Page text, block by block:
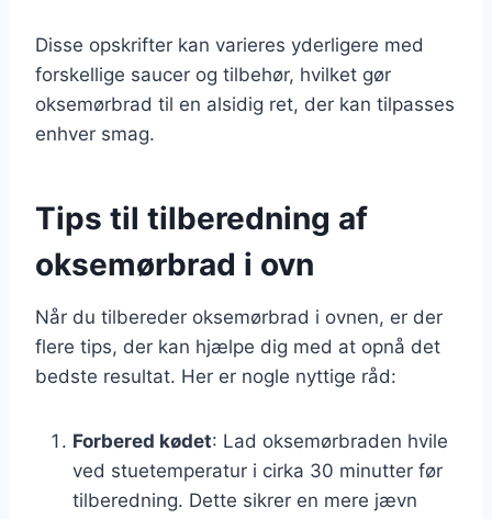
Disse opskrifter kan varieres yderligere med
forskellige saucer og tilbehør, hvilket gør
oksemørbrad til en alsidig ret, der kan tilpasses
enhver smag.
Tips til tilberedning af
oksemørbrad i ovn
Når du tilbereder oksemørbrad i ovnen, er der
flere tips, der kan hjælpe dig med at opnå det
bedste resultat. Her er nogle nyttige råd:
Forbered kødet: Lad oksemørbraden hvile
ved stuetemperatur i cirka 30 minutter før
tilberedning. Dette sikrer en mere jævn